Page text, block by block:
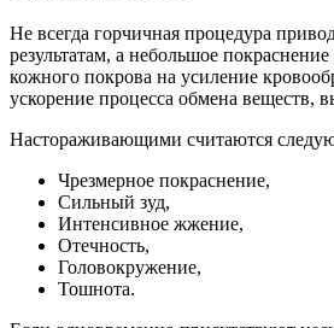
Не всегда горчичная процедура
результатам, а небольшое покраснение
кожного покрова на усиление
ускорение процесса обмена веществ,
Настораживающими считаются
Чрезмерное покраснение,
Сильный зуд,
Интенсивное жжение,
Отечность,
Головокружение,
Тошнота.